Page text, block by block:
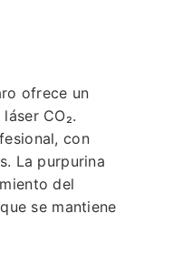
ofrece un
CO₂.
con
La purpurina
del
se mantiene